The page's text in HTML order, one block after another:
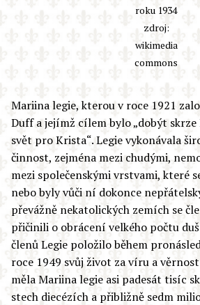
roku 1934
zdroj:
wikimedia
commons
Mariina legie, kterou v roce 1921
Duff a jejímž cílem bylo „dobýt
svět pro Krista“. Legie vykonávala
činnost, zejména mezi chudými,
mezi společenskými vrstvami, které
nebo byly vůči ní dokonce
převážně nekatolických zemích se
přičinili o obrácení velkého počtu
členů Legie položilo během
roce 1949 svůj život za víru a
měla Mariina legie asi padesát tisíc
stech diecézích a přibližně sedm